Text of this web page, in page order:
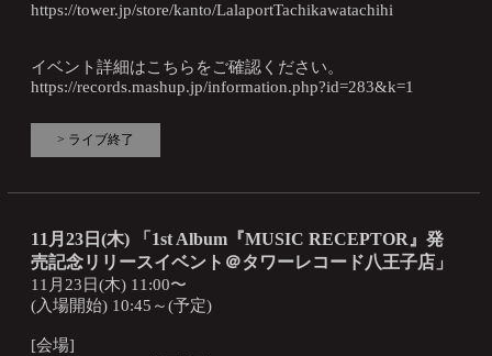
https://tower.jp/store/kanto/LalaportTachikawatachihi
イベント詳細はこちらをご確認ください。
https://records.mashup.jp/information.php?id=283&k=1
> ライブ終了
11月23日(木) 「1st Album『MUSIC RECEPTOR』発
売記念リリースイベント＠タワーレコード八王子店」
11月23日(木) 11:00〜
(入場開始) 10:45～(予定)
[会場]